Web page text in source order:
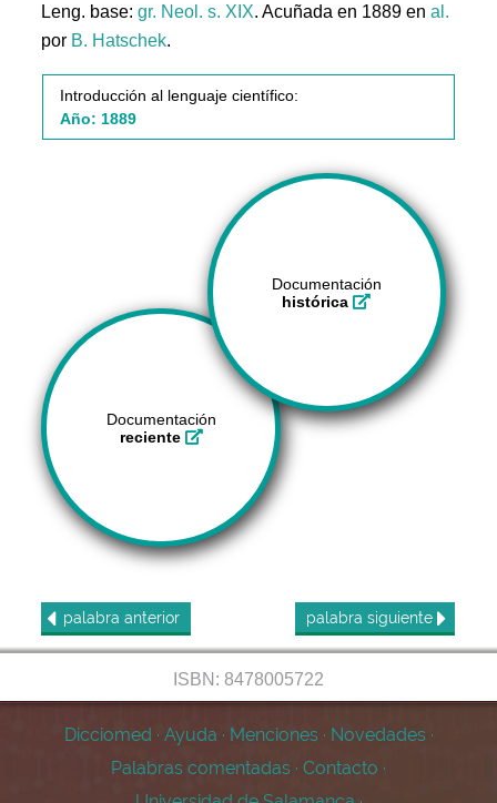
Leng. base:gr. Neol. s. XIX. Acuñada en 1889 enal.
por B. Hatschek.
Introducción al lenguaje científico:
Año: 1889
Documentación
histórica
Documentación
reciente
palabra anterior palabra siguiente
ISBN: 8478005722
Dicciomed · Ayuda · Menciones · Novedades ·
Palabras comentadas · Contacto ·